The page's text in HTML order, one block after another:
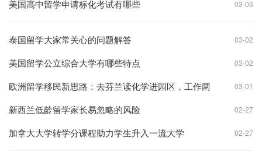
美国高中留学申请标化考试有哪些 03-03
泰国留学大家常关心的问题解答 03-02
美国留学公立综合大学有哪些特点 03-02
欧洲留学移民新思路：去芬兰读化学进园区，工作两
年拿永居？
03-01
新西兰低龄留学家长易忽略的风险 02-27
加拿大大学转学分课程助力学生升入一流大学 02-27